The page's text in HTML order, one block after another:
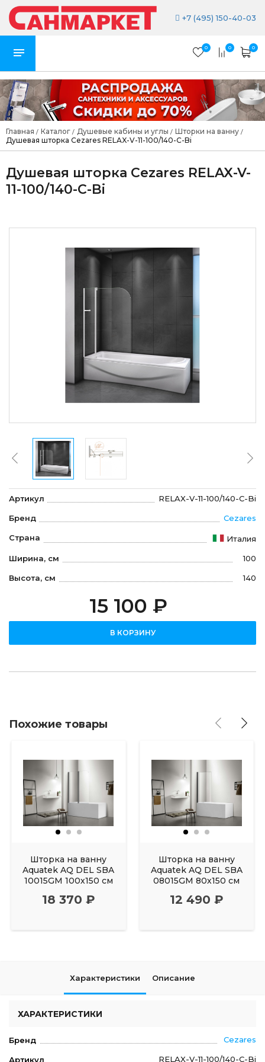
+7 (495) 150-40-03
0 0 0
Главная / Каталог / Душевые кабины и углы / Шторки на ванну /
Душевая шторка Cezares RELAX-V-11-100/140-C-Bi
Душевая шторка Cezares RELAX-V-
11-100/140-C-Bi
Артикул RELAX-V-11-100/140-C-Bi
Бренд Cezares
Страна Италия
Ширина, см 100
Высота, см 140
15 100 ₽
В КОРЗИНУ
Похожие товары
Шторка на ванну
Aquatek AQ DEL SBA
10015GM 100х150 см
18 370 ₽
Шторка на ванну
Aquatek AQ DEL SBA
08015GM 80х150 см
12 490 ₽
Характеристики Описание
ХАРАКТЕРИСТИКИ
Бренд Cezares
Артикул RELAX-V-11-100/140-C-Bi